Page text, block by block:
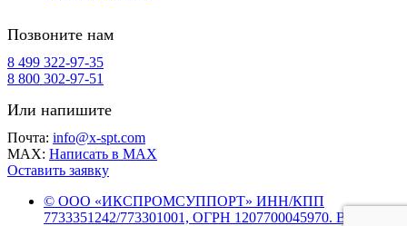
Позвоните нам
8 499 322-97-35
8 800 302-97-51
Или напишите
Почта: info@x-spt.com
MAX: Написать в MAX
Оставить заявку
© ООО «ИКСПРОМСУППОРТ» ИНН/КПП
7733351242/773301001, ОГРН 1207700045970. Все права